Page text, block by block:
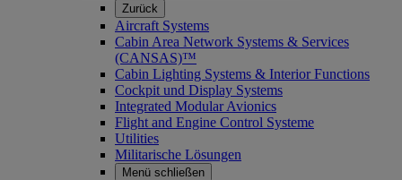
Zurück
Aircraft Systems
Cabin Area Network Systems & Services
(CANSAS)™
Cabin Lighting Systems & Interior Functions
Cockpit und Display Systems
Integrated Modular Avionics
Flight and Engine Control Systeme
Utilities
Militarische Lösungen
Menü schließen